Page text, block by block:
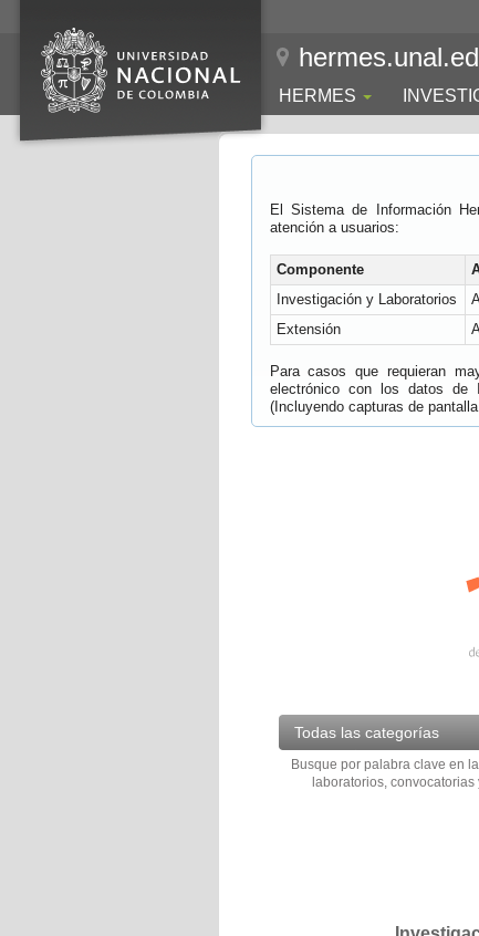
HERMES
El Sistema de Información
atención a usuarios:
Componente
Investigación y Laboratorios
Extensión
Para casos que requieran
electrónico con los datos de
(Incluyendo capturas de
Todas las categorías
Busque por palabra clave en
laboratorios,